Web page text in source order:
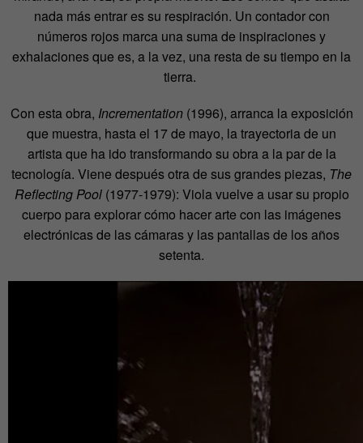
nada más entrar es su respiración. Un contador con
números rojos marca una suma de inspiraciones y
exhalaciones que es, a la vez, una resta de su tiempo en la
tierra.
Con esta obra, Incrementation(1996), arranca la exposición
que muestra, hasta el 17 de mayo, la trayectoria de un
artista que ha ido transformando su obra a la par de la
tecnología. Viene después otra de sus grandes piezas, The
Reflecting Pool (1977-1979): Viola vuelve a usar su propio
cuerpo para explorar cómo hacer arte con las imágenes
electrónicas de las cámaras y las pantallas de los años
setenta.